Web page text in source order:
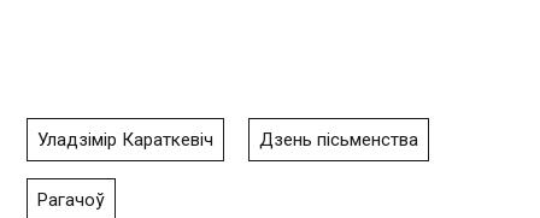
Уладзімір Караткевіч Дзень пісьменства
Рагачоў